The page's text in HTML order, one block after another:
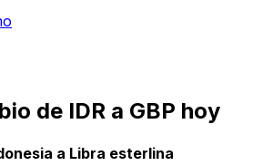
de IDR a GBP hoy
a Libra esterlina